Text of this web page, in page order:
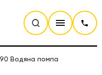
Водяна помпа